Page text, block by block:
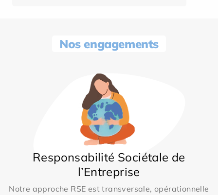
Nos engagements
Responsabilité Sociétale de
l’Entreprise
Notre approche RSE est transversale, opérationnelle